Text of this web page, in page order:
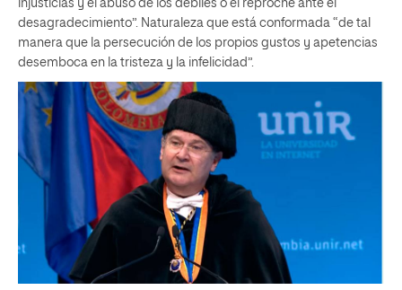
injusticias y el abuso de los débiles o el reproche ante el
desagradecimiento”. Naturaleza que está conformada “de tal
manera que la persecución de los propios gustos y apetencias
desemboca en la tristeza y la infelicidad”.